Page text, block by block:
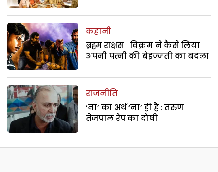
कहानी
ब्रह्म राक्षस : विक्रम ने कैसे लिया
अपनी पत्नी की बेइज्जती का बदला
राजनीति
‘ना’ का अर्थ ‘ना’ ही है : तरुण
तेजपाल रेप का दोषी